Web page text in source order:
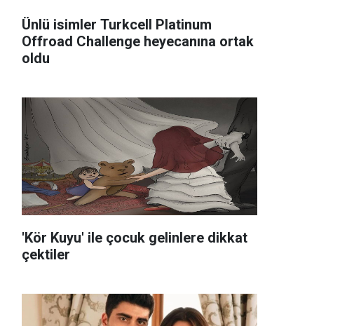
Ünlü isimler Turkcell Platinum
Offroad Challenge heyecanına ortak
oldu
'Kör Kuyu' ile çocuk gelinlere dikkat
çektiler